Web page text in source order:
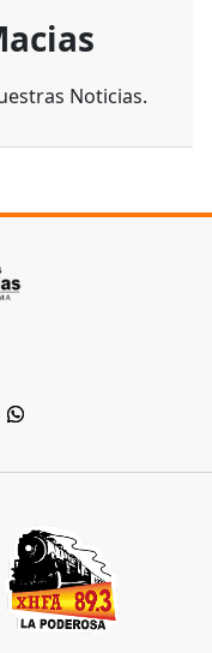
Noticias.